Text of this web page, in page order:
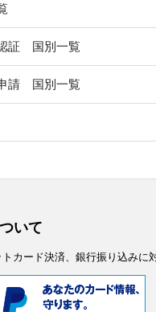
証 国別一覧
請 国別一覧
いて
カード決済、銀行振り込みに